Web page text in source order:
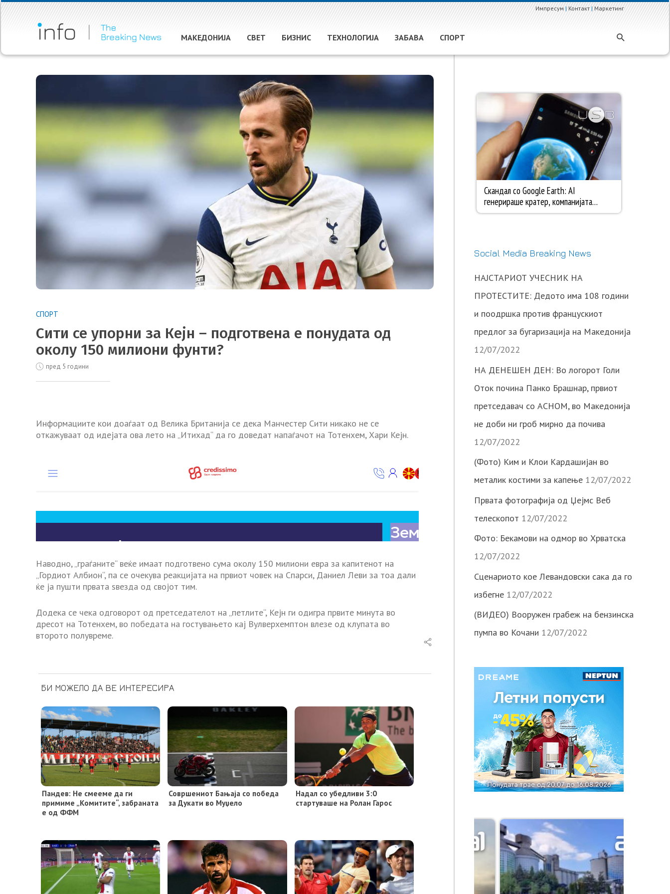
Импресум|Контакт|Маркетинг
МАКЕДОНИЈА СВЕТ БИЗНИС ТЕХНОЛОГИЈА ЗАБАВА СПОРТ
СПОРТ
Сити се упорни за Кејн – подготвена е понудата од
околу 150 милиони фунти?
пред 5 години
Информациите кои доаѓаат од Велика Британија се дека Манчестер Сити никако не се
откажуваат од идејата ова лето на „Итихад“ да го доведат напаѓачот на Тотенхем, Хари Кејн.
Наводно, „граѓаните“ веќе имаат подготвено сума околу 150 милиони евра за капитенот на
„Гордиот Албион“, па се очекува реакцијата на првиот човек на Спарси, Даниел Леви за тоа дали
ќе ја пушти првата ѕвезда од својот тим.
Додека се чека одговорот од претседателот на „петлите“, Кејн ги одигра првите минута во
дресот на Тотенхем, во победата на гостувањето кај Вулверхемптон влезе од клупата во
второто полувреме.
БИ МОЖЕЛО ДА ВЕ ИНТЕРЕСИРА
Пандев: Не смееме да ги
примиме „Комитите“, забраната
е од ФФМ
Совршениот Бањаја со победа
за Дукати во Муџело
Надал со убедливи 3:0
стартуваше на Ролан Гарос
Social Media Breaking News
НАЈСТАРИОТ УЧЕСНИК НА
ПРОТЕСТИТЕ: Дедото има 108 години
и поодршка против францускиот
предлог за бугаризација на Македонија
12/07/2022
НА ДЕНЕШЕН ДЕН: Во логорот Голи
Оток почина Панко Брашнар, првиот
претседавач со АСНОМ, во Македонија
не доби ни гроб мирно да почива
12/07/2022
(Фото) Ким и Клои Кардашијан во
металик костими за капење 12/07/2022
Првата фотографија од Џејмс Веб
телескопот 12/07/2022
Фото: Бекамови на одмор во Хрватска
12/07/2022
Сценариото кое Левандовски сака да го
избегне 12/07/2022
(ВИДЕО) Вооружен грабеж на бензинска
пумпа во Кочани 12/07/2022